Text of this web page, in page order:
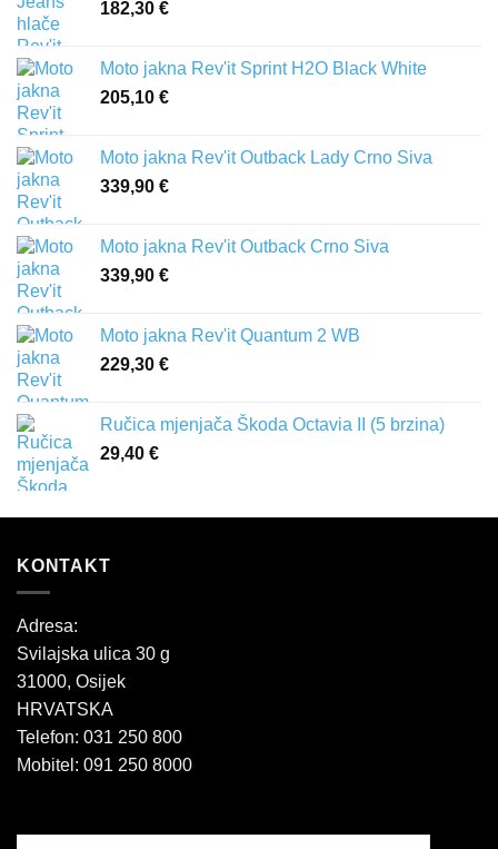
182,30 €
Moto jakna Rev'it Sprint H2O Black White
205,10 €
Moto jakna Rev'it Outback Lady Crno Siva
339,90 €
Moto jakna Rev'it Outback Crno Siva
339,90 €
Moto jakna Rev'it Quantum 2 WB
229,30 €
Ručica mjenjača Škoda Octavia II (5 brzina)
29,40 €
KONTAKT
Adresa:
Svilajska ulica 30 g
31000, Osijek
HRVATSKA
Telefon: 031 250 800
Mobitel: 091 250 8000